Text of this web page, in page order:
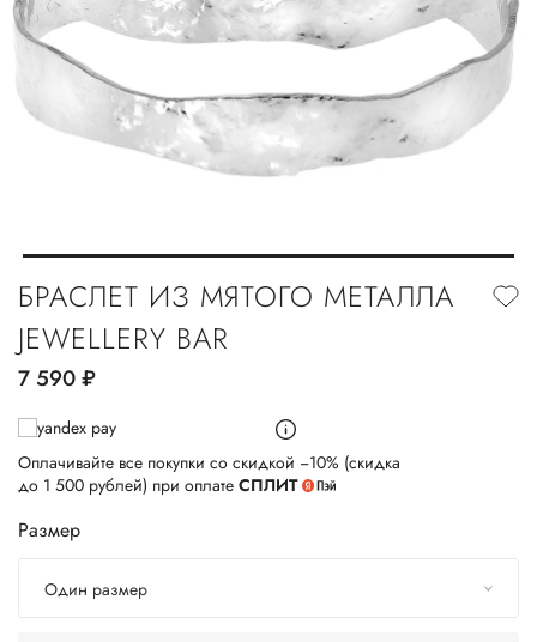
БРАСЛЕТ ИЗ МЯТОГО МЕТАЛЛА
JEWELLERY BAR
7 590руб.
Оплачивайте все покупки со скидкой −10% (скидка
до 1 500 рублей) при оплате СПЛИТ
Размер
Один размер